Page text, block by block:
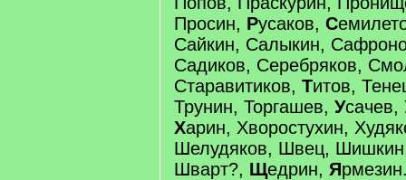
Просин, Русаков, С
Сайкин, Салыкин,
Садиков, Серебряков,
Старавитиков, Титов,
Трунин, Торгашев, У
Харин, Хворостухин,
Шелудяков, Швец,
Шварт?, Щедрин, Я